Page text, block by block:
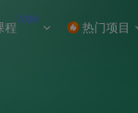
程 NEW 热门项目